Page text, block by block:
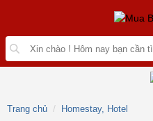
Trang chủ Homestay, Hotel